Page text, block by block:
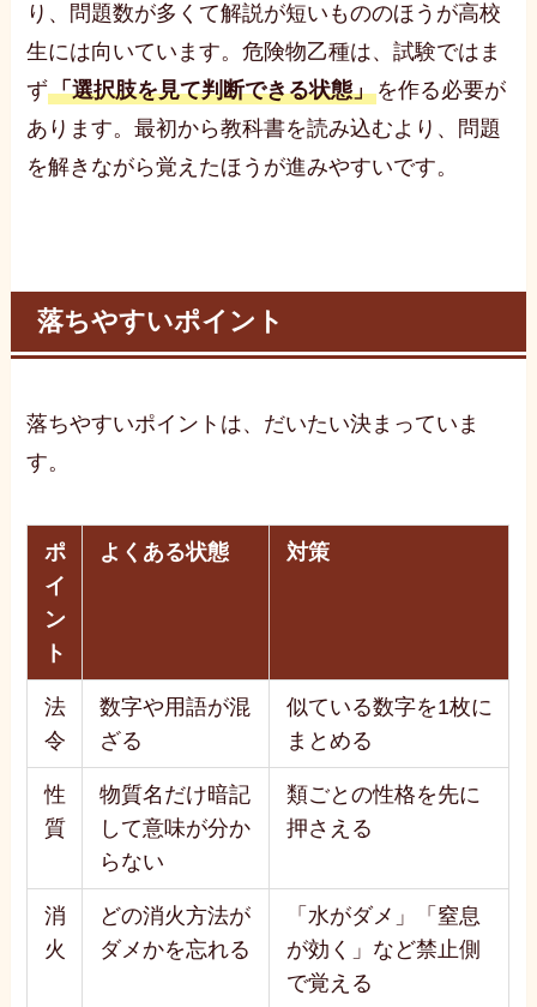
り、問題数が多くて解説が短いもののほうが高校
生には向いています。危険物乙種は、試験ではま
ず「選択肢を見て判断できる状態」を作る必要が
あります。最初から教科書を読み込むより、問題
を解きながら覚えたほうが進みやすいです。
落ちやすいポイント
落ちやすいポイントは、だいたい決まっていま
す。
ポ
イ
ン
ト
よくある状態 対策
法
令
数字や用語が混
ざる
似ている数字を1枚に
まとめる
性
質
物質名だけ暗記
して意味が分か
らない
類ごとの性格を先に
押さえる
消
火
どの消火方法が
ダメかを忘れる
「水がダメ」「窒息
が効く」など禁止側
で覚える